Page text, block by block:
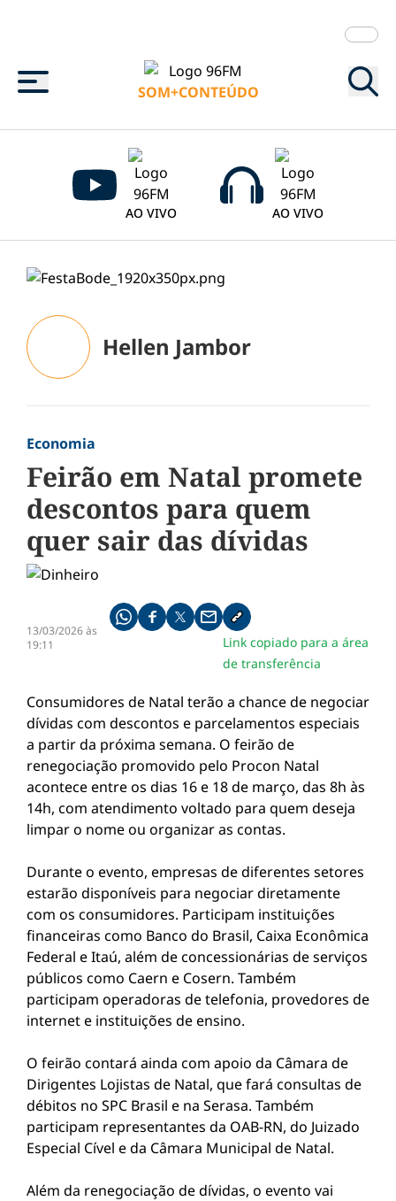
Menu
SOM+CONTEÚDO
AO VIVO AO VIVO
Hellen Jambor
Economia
Feirão em Natal promete
descontos para quem
quer sair das dívidas
13/03/2026 às
19:11
Compartilhe pelo whatsapp
Compartilhar no facebook
Compartilhar no twitter
Compartilhe pelo email
Copiar link da notícia
Link copiado para a área
de transferência
Consumidores de Natal terão a chance de negociar
dívidas com descontos e parcelamentos especiais
a partir da próxima semana. O feirão de
renegociação promovido pelo Procon Natal
acontece entre os dias 16 e 18 de março, das 8h às
14h, com atendimento voltado para quem deseja
limpar o nome ou organizar as contas.
Durante o evento, empresas de diferentes setores
estarão disponíveis para negociar diretamente
com os consumidores. Participam instituições
financeiras como Banco do Brasil, Caixa Econômica
Federal e Itaú, além de concessionárias de serviços
públicos como Caern e Cosern. Também
participam operadoras de telefonia, provedores de
internet e instituições de ensino.
O feirão contará ainda com apoio da Câmara de
Dirigentes Lojistas de Natal, que fará consultas de
débitos no SPC Brasil e na Serasa. Também
participam representantes da OAB-RN, do Juizado
Especial Cível e da Câmara Municipal de Natal.
Além da renegociação de dívidas, o evento vai